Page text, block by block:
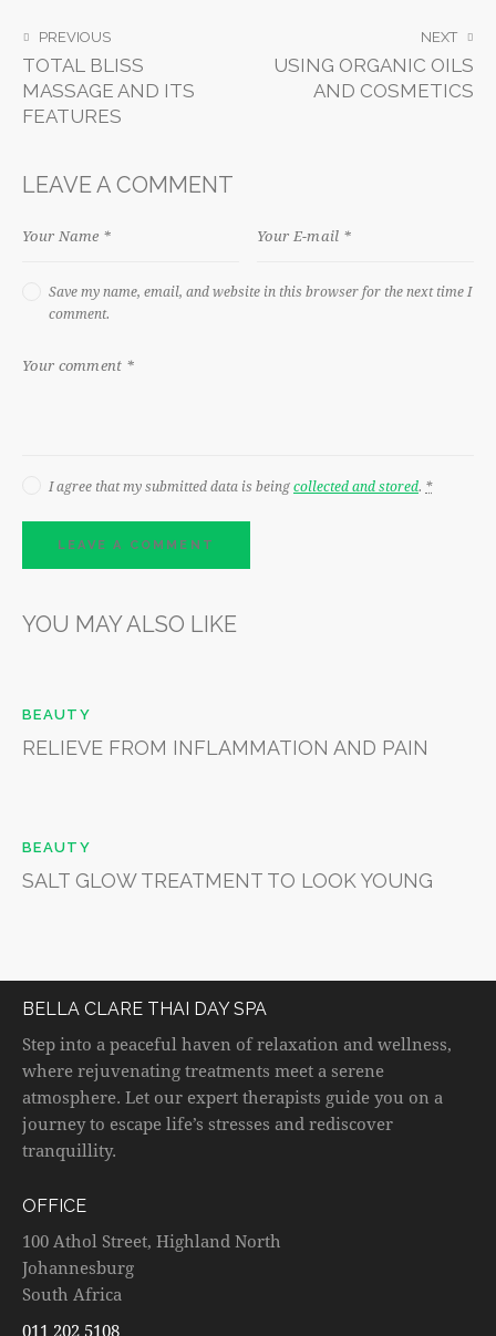
PREVIOUS
TOTAL BLISS
MASSAGE AND ITS
FEATURES
NEXT
USING ORGANIC OILS
AND COSMETICS
LEAVE A COMMENT
Save my name, email, and website in this browser for the next time I
comment.
I agree that my submitted data is beingcollected and stored. *
YOU MAY ALSO LIKE
BEAUTY
RELIEVE FROM INFLAMMATION AND PAIN
BEAUTY
SALT GLOW TREATMENT TO LOOK YOUNG
BELLA CLARE THAI DAY SPA
Step into a peaceful haven of relaxation and wellness,
where rejuvenating treatments meet a serene
atmosphere. Let our expert therapists guide you on a
journey to escape life’s stresses and rediscover
tranquillity.
OFFICE
100 Athol Street, Highland North
Johannesburg
South Africa
011 202 5108